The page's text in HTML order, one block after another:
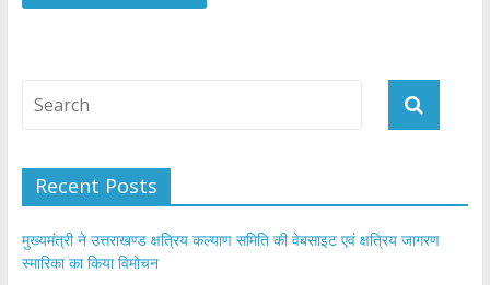
Recent Posts
मुख्यमंत्री ने उत्तराखण्ड क्षत्रिय कल्याण समिति की वेबसाइट एवं क्षत्रिय जागरण
स्मारिका का किया विमोचन